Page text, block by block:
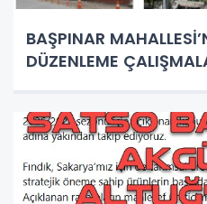
BAŞPINAR
DÜZENLEME